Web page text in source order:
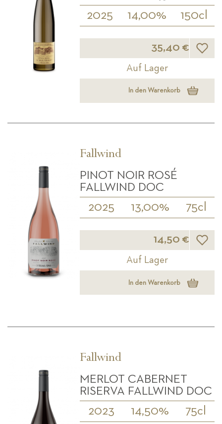
2025 14,00% 150cl
35,40 €
Auf Lager
In den Warenkorb
Fallwind
PINOT NOIR ROSÉ
FALLWIND DOC
2025 13,00% 75cl
14,50 €
Auf Lager
In den Warenkorb
Fallwind
MERLOT CABERNET
RISERVA FALLWIND DOC
2023 14,50% 75cl